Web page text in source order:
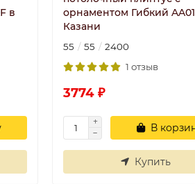
в
орнаментом Гибкий
Казани
55 55
2400
1 отзыв
3774 ₽
В
Купить